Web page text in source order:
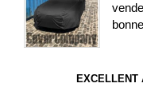
EXCELLENT